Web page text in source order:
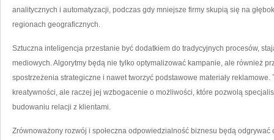
analitycznych i automatyzacji, podczas gdy mniejsze firmy skupią się na
regionach geograficznych.
Sztuczna inteligencja przestanie być dodatkiem do tradycyjnych procesów,
mediowych. Algorytmy będą nie tylko optymalizować kampanie, ale również
spostrzeżenia strategiczne i nawet tworzyć podstawowe materiały
kreatywności, ale raczej jej wzbogacenie o możliwości, które pozwolą
budowaniu relacji z klientami.
Zrównoważony rozwój i społeczna odpowiedzialność biznesu będą odgrywać